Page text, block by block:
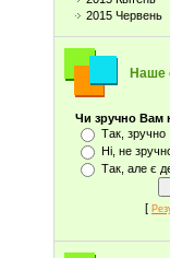
2015 Червень
Наше
Чи зручно Вам
Так, зручно
Ні, не
Так, але є
[